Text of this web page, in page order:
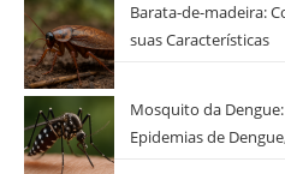
Barata-de-madeira:
suas Características
Mosquito da
Epidemias de